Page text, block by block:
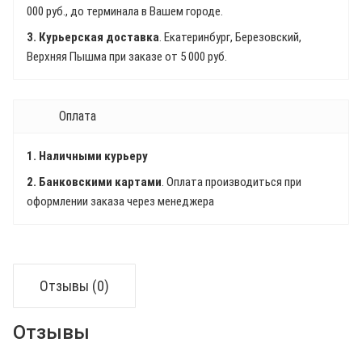
000 руб., до терминала в Вашем городе.
3. Курьерская доставка. Екатеринбург, Березовский,
Верхняя Пышма при заказе от 5 000 руб.
Оплата
1. Наличными курьеру
2. Банковскими картами. Оплата производиться при
оформлении заказа через менеджера
Отзывы (0)
Отзывы